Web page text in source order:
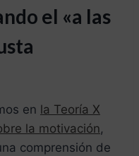
el «a las
en la Teoría X
la motivación,
comprensión de